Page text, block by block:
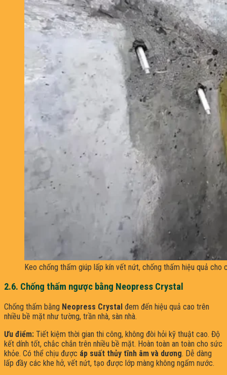
Keo chống thấm giúp lấp kín vết nứt, chống thấm hiệu quả cho
2.6. Chống thấm ngược bằng Neopress Crystal
Chống thấm bằng Neopress Crystal đem đến hiệu quả cao trên
nhiều bề mặt như tường, trần nhà, sàn nhà.
Ưu điểm: Tiết kiệm thời gian thi công, không đòi hỏi kỹ thuật cao. Độ
kết dính tốt, chắc chắn trên nhiều bề mặt. Hoàn toàn an toàn cho sức
khỏe. Có thể chịu được áp suất thủy tĩnh âm và dương. Dễ dàng
lấp đầy các khe hở, vết nứt, tạo được lớp màng không ngấm nước.